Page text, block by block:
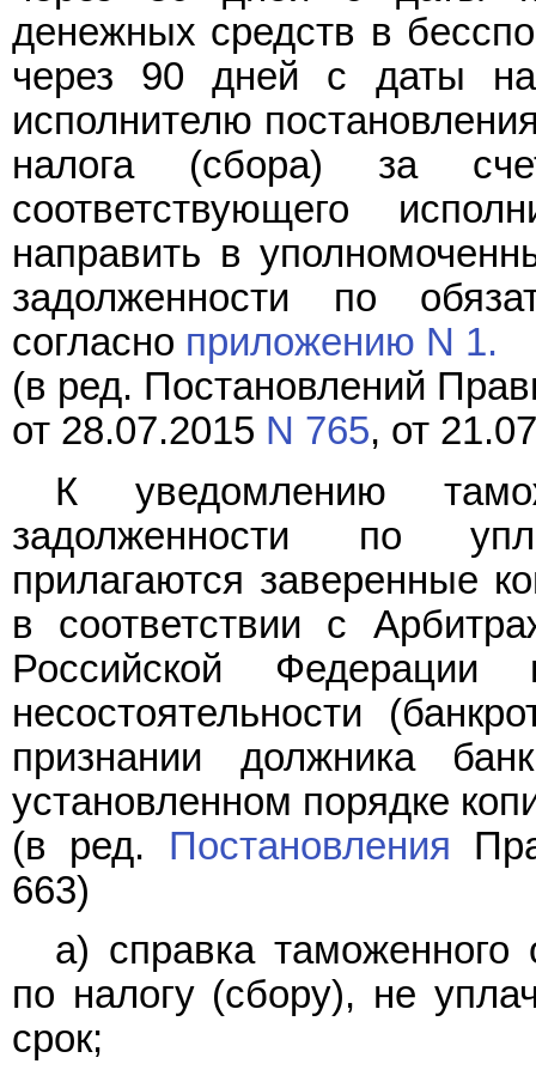
денежных средств в
через 90 дней с даты
исполнителю
налога (сбора) за
соответствующего
направить в
задолженности по
согласно приложению N 1.
(в ред. Постановлений
от 28.07.2015 N 765, от
К уведомлению
задолженности по
прилагаются заверенные
в соответствии с
Российской
несостоятельности
признании должника
установленном порядке
(в ред. Постановления
663)
а) справка таможенного
по налогу (сбору), не
срок;